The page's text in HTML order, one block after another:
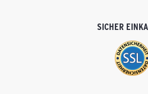
SICHER